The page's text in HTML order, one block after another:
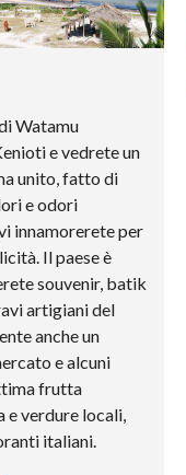
Watamu
e vedrete un
unito, fatto di
e odori
innamorerete per
Il paese è
souvenir, batik
artigiani del
anche un
e alcuni
frutta
verdure locali,
italiani.